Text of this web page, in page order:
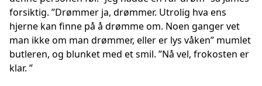
forsiktig. ”Drømmer ja, drømmer. Utrolig hva ens
hjerne kan finne på å drømme om. Noen ganger vet
man ikke om man drømmer, eller er lys våken” mumlet
butleren, og blunket med et smil. ”Nå vel, frokosten er
klar. ”